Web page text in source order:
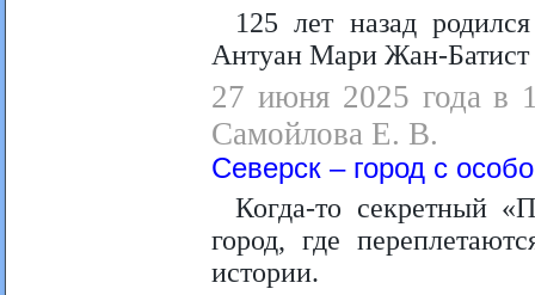
125 лет назад
Антуан Мари Жан-
27 июня 2025 года в
Самойлова Е. В.
Северск – город с
Когда-то секретный
город, где
истории.